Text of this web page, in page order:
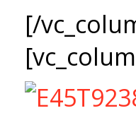
[/